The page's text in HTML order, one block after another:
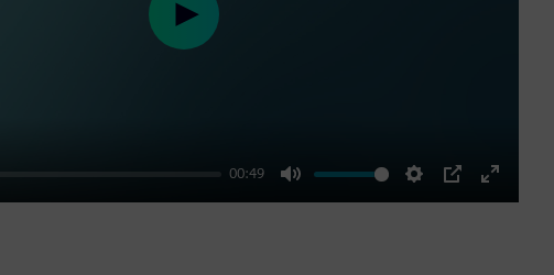
00:49
Mute Settings
PIP
Enter
Play